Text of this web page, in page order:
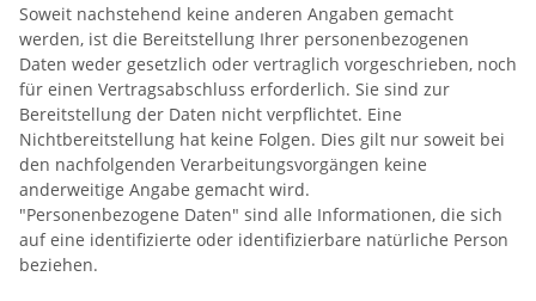
Soweit nachstehend keine anderen Angaben gemacht
werden, ist die Bereitstellung Ihrer personenbezogenen
Daten weder gesetzlich oder vertraglich vorgeschrieben, noch
für einen Vertragsabschluss erforderlich. Sie sind zur
Bereitstellung der Daten nicht verpflichtet. Eine
Nichtbereitstellung hat keine Folgen. Dies gilt nur soweit bei
den nachfolgenden Verarbeitungsvorgängen keine
anderweitige Angabe gemacht wird.
"Personenbezogene Daten" sind alle Informationen, die sich
auf eine identifizierte oder identifizierbare natürliche Person
beziehen.